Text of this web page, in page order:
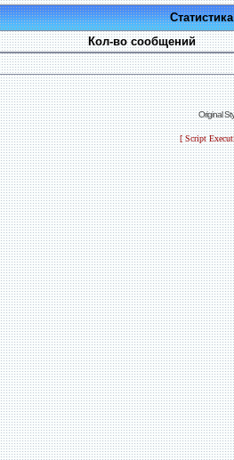
Кол-во сообщений
Original
[ Script